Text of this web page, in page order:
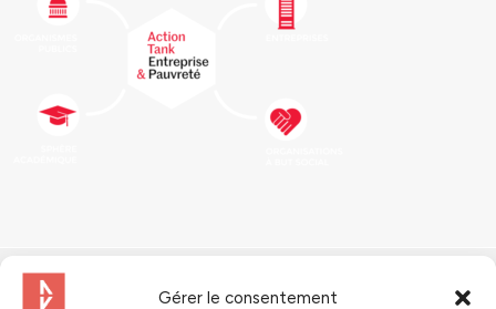
Gérer le consentement